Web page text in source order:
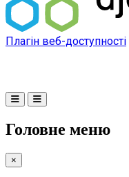
Плагін веб-доступності
Головне меню
×